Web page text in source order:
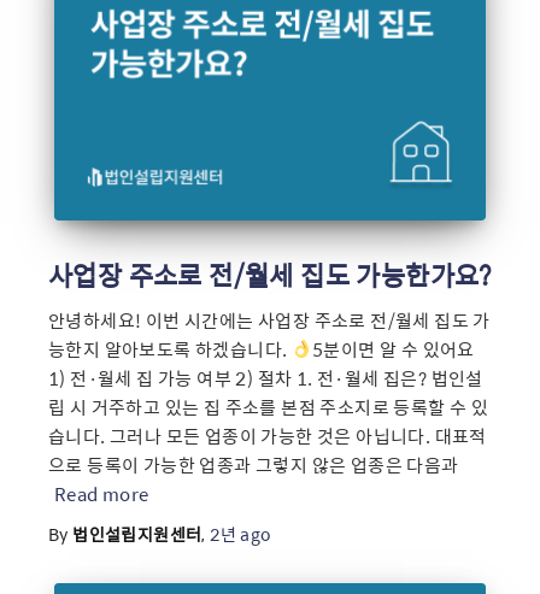
사업장 주소로 전/월세 집도 가능한가요?
안녕하세요! 이번 시간에는 사업장 주소로 전/월세 집도 가
능한지 알아보도록 하겠습니다.
5분이면 알 수 있어요 ​
1) 전·월세 집 가능 여부 2) 절차 1. 전·월세 집은? 법인설
립 시 거주하고 있는 집 주소를 본점 주소지로 등록할 수 있
습니다. 그러나 모든 업종이 가능한 것은 아닙니다. 대표적
으로 등록이 가능한 업종과 그렇지 않은 업종은 다음과
Read more
By 법인설립지원센터,2년 ago